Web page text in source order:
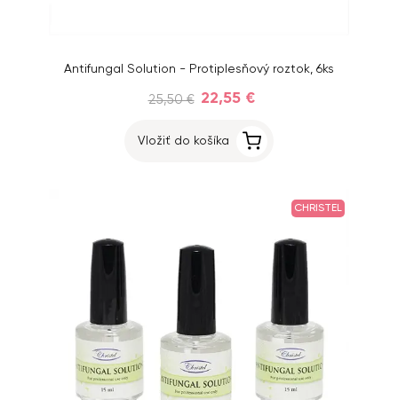
Antifungal Solution - Protiplesňový roztok, 6ks
25,50 € 22,55 €
Vložiť do košíka
CHRISTEL